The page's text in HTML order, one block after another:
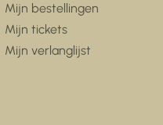
Mijn bestellingen
Mijn tickets
Mijn verlanglijst